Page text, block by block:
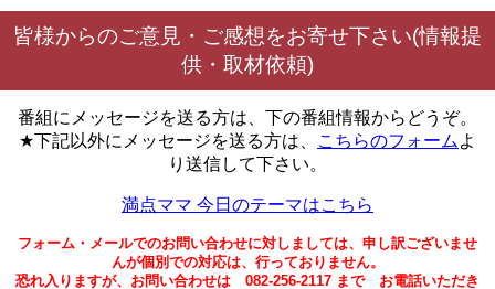
皆様からのご意見・ご感想をお寄せ下さい(情報提
供・取材依頼)
番組にメッセージを送る方は、下の番組情報からどうぞ。
★下記以外にメッセージを送る方は、
こちらのフォーム よ
り送信して下さい。
満点ママ 今日のテーマはこちら
フォーム・メールでのお問い合わせに対しましては、申し訳ございませ
んが個別での対応は、行っておりません。
恐れ入りますが、お問い合わせは 082-256-2117 まで お電話いただき